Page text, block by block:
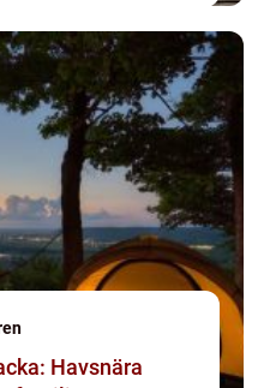
Havsnära